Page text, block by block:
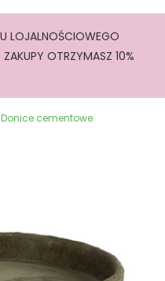
LOJALNOŚCIOWEGO
ZAKUPY OTRZYMASZ 10%
Donice cementowe